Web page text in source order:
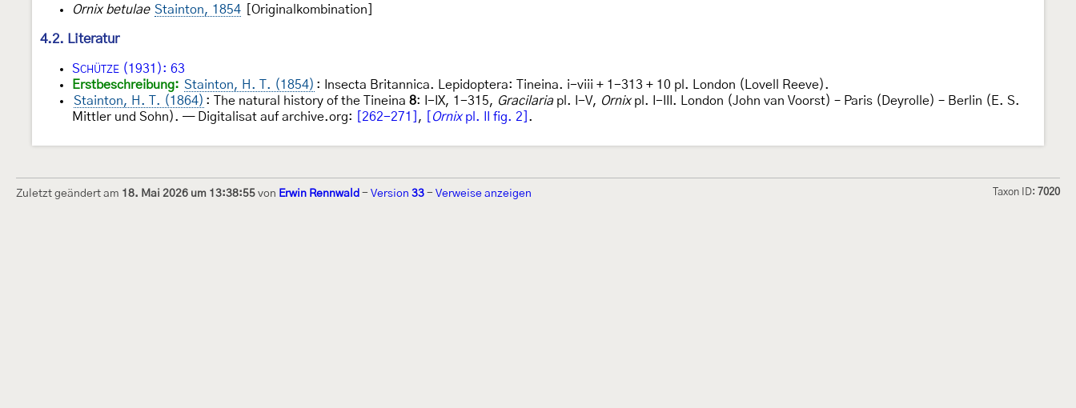
Ornix betulae Stainton, 1854 [Originalkombination]
4.2. Literatur
SCHÜTZE (1931): 63
Erstbeschreibung: Stainton, H. T. (1854) : Insecta Britannica. Lepidoptera: Tineina. i-viii + 1-313 + 10 pl. London (Lovell Reeve).
Stainton, H. T. (1864) : The natural history of the Tineina 8: I-IX, 1-315, Gracilariapl. I-V, Ornixpl. I-III. London (John van Voorst) – Paris (Deyrolle) – Berlin (E. S.
Mittler und Sohn). — Digitalisat auf archive.org:
[262-271] , Ornixpl. II fig. 2] .
Zuletzt geändert am 18. Mai 2026 um 13:38:55 von Erwin Rennwald - Version 33 - Verweise anzeigen Taxon ID: 7020